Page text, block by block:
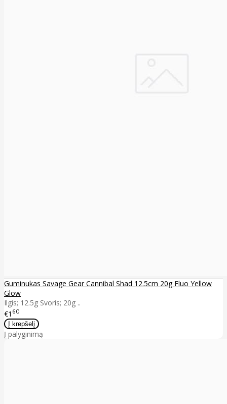
Guminukas Savage Gear Cannibal Shad 12.5cm 20g Fluo Yellow
Glow
Ilgis; 12.5g Svoris; 20g ..
€1 60
Į palyginimą